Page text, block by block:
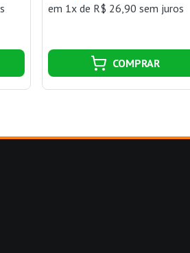
em 1x de R$ 26,90 sem juros
COMPRAR